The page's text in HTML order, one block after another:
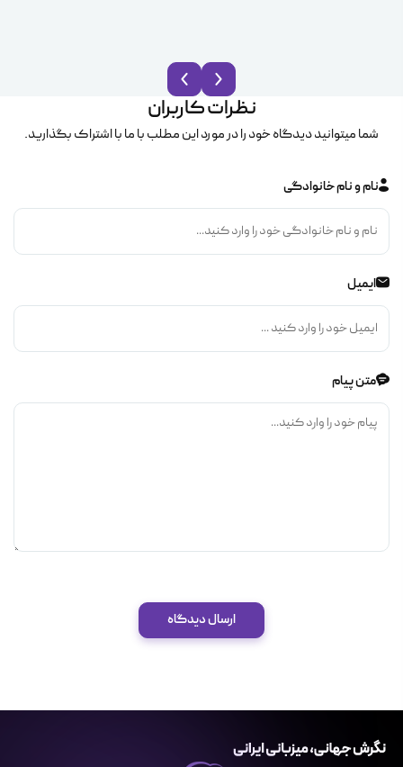
نظرات کاربران
شما میتوانید دیدگاه خود را در مورد این مطلب با ما با اشتراک بگذارید.
نام و نام خانوادگی
ایمیل
متن پیام
ارسال دیدگاه